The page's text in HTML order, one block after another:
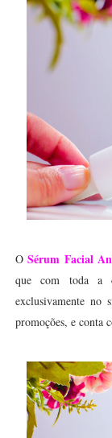
OSérum Facial
que com toda a
exclusivamente no
promoções, e conta